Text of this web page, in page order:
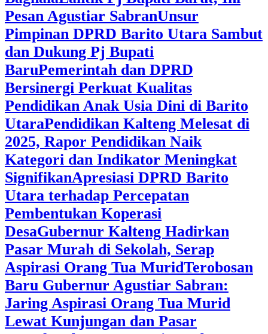
Pesan Agustiar SabranUnsur
Pimpinan DPRD Barito Utara Sambut
dan Dukung Pj Bupati
BaruPemerintah dan DPRD
Bersinergi Perkuat Kualitas
Pendidikan Anak Usia Dini di Barito
Utara‎Pendidikan Kalteng Melesat di
2025, Rapor Pendidikan Naik
Kategori dan Indikator Meningkat
SignifikanApresiasi DPRD Barito
Utara terhadap Percepatan
Pembentukan Koperasi
Desa‎Gubernur Kalteng Hadirkan
Pasar Murah di Sekolah, Serap
Aspirasi Orang Tua Murid‎Terobosan
Baru Gubernur Agustiar Sabran:
Jaring Aspirasi Orang Tua Murid
Lewat Kunjungan dan Pasar